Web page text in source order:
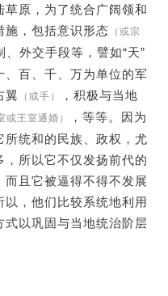
原，为了统合广阔领和
施，包括意识形态 （或宗
、外交手段等，譬如“天”
、百、千、万为单位的军
翼
（或手）
，积极与当地
或王室通婚）
，等等。因为
统和的民族、政权，尤
所以它不仅发扬前代的
且它被逼得不得不发展
，他们比较系统地利用
式以巩固与当地统治阶层